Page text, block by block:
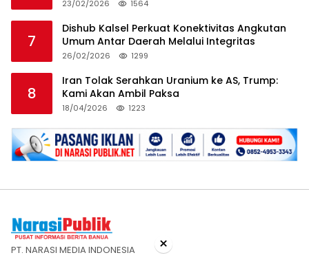
23/02/2026 1564
7
Dishub Kalsel Perkuat Konektivitas Angkutan
Umum Antar Daerah Melalui Integritas
26/02/2026 1299
8
Iran Tolak Serahkan Uranium ke AS, Trump:
Kami Akan Ambil Paksa
18/04/2026 1223
PT. NARASI MEDIA INDONESIA ×